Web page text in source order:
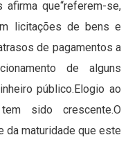
afirma que“referem-se,
licitações de bens e
de pagamentos a
de alguns
público.Elogio ao
sido crescente.O
da maturidade que este